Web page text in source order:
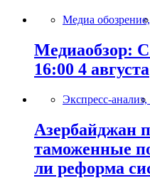
Медиа обозрение,
Медиаобзор: С
16:00 4 августа
Экспресс-анализ,
Азербайджан
таможенные
ли реформа